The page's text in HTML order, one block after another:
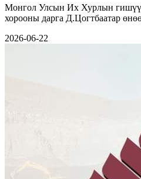
Монгол Улсын Их Хурлын
хорооны дарга Д.Цогтбаатар
2026-06-22